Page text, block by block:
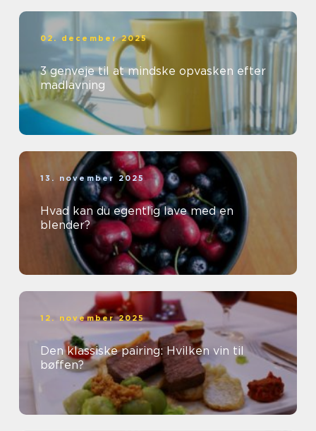
02. december 2025
3 genveje til at mindske opvasken efter
madlavning
13. november 2025
Hvad kan du egentlig lave med en
blender?
12. november 2025
Den klassiske pairing: Hvilken vin til
bøffen?